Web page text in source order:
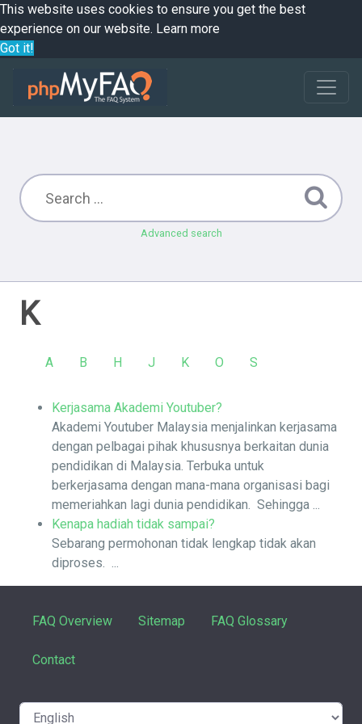
This website uses cookies to ensure you get the best
experience on our website. Learn more
Got it!
Advanced search
K
A B H J K O S
Kerjasama Akademi Youtuber?
Akademi Youtuber Malaysia menjalinkan kerjasama
dengan pelbagai pihak khususnya berkaitan dunia
pendidikan di Malaysia. Terbuka untuk
berkerjasama dengan mana-mana organisasi bagi
memeriahkan lagi dunia pendidikan. Sehingga ...
Kenapa hadiah tidak sampai?
Sebarang permohonan tidak lengkap tidak akan
diproses. ...
FAQ Overview Sitemap FAQ Glossary
Contact